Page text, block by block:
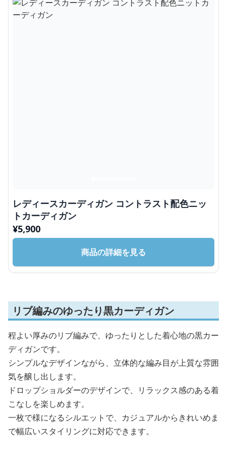
レディースカーディガン コントラスト配色ニッ
トカーディガン
¥5,900
商品の詳細を見る
リブ編みのゆったり黒カーディガン
程よい厚みのリブ編みで、ゆったりとした着心地の黒カー
ディガンです。
シンプルなデザインながら、立体的な編み目が上質な雰囲
気を醸し出します。
ドロップショルダーのデザインで、リラックス感のある着
こなしを楽しめます。
一枚で様になるシルエットで、カジュアルからきれいめま
で幅広いスタイリングに対応できます。